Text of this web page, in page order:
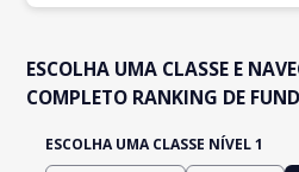
ESCOLHA UMA CLASSE E
COMPLETO RANKING DE
ESCOLHA UMA CLASSE NÍVEL 1